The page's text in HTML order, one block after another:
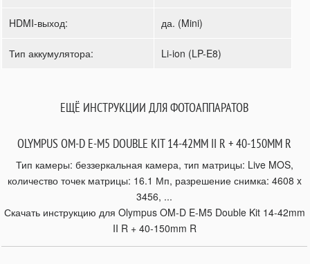
HDMI-выход: да. (Mini)
Тип аккумулятора: Li-ion (LP-E8)
ЕЩЁ ИНСТРУКЦИИ ДЛЯ ФОТОАППАРАТОВ
OLYMPUS OM-D E-M5 DOUBLE KIT 14-42MM II R + 40-150MM R
Тип камеры: беззеркальная камера, тип матрицы: Live MOS,
количество точек матрицы: 16.1 Мп, разрешение снимка: 4608 x
3456, ...
Скачать инструкцию для Olympus OM-D E-M5 Double Kit 14-42mm
II R + 40-150mm R